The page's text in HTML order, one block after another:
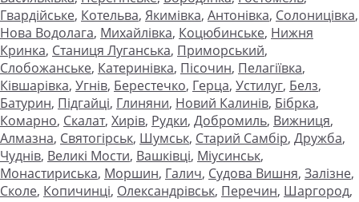
Гвардійське, Котельва, Якимівка, Антонівка, Солоницівка,
Нова Водолага, Михайлівка, Коцюбинське, Нижня
Кринка, Станиця Луганська, Приморський,
Слобожанське, Катеринівка, Пісочин, Пелагіївка,
Ківшарівка, Угнів, Берестечко, Герца, Устилуг, Белз,
Батурин, Підгайці, Глиняни, Новий Калинів, Бібрка,
Комарно, Скалат, Хирів, Рудки, Добромиль, Вижниця,
Алмазна, Святогірськ, Шумськ, Старий Самбір, Дружба,
Чуднів, Великі Мости, Вашківці, Міусинськ,
Монастириська, Моршин, Галич, Судова Вишня, Залізне,
Сколе, Копичинці, Олександрівськ, Перечин, Шаргород,